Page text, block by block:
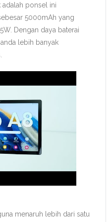
adalah ponsel ini
5000mAh yang
Dengan daya baterai
lebih banyak
menaruh lebih dari satu